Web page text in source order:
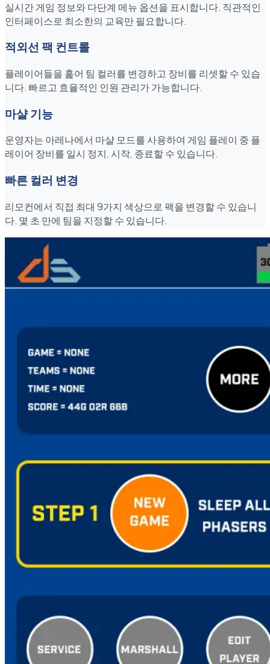
실시간 게임 정보와 다단계 메뉴 옵션을 표시합니다. 직관적인
인터페이스로 최소한의 교육만 필요합니다.
적외선 팩 컨트롤
플레이어들을 훑어 팀 컬러를 변경하고 장비를 리셋할 수 있습
니다. 빠르고 효율적인 인원 관리가 가능합니다.
마샬 기능
운영자는 아레나에서 마샬 모드를 사용하여 게임 플레이 중 플
레이어 장비를 일시 정지, 시작, 종료할 수 있습니다.
빠른 컬러 변경
리모컨에서 직접 최대 9가지 색상으로 팩을 변경할 수 있습니
다. 몇 초 만에 팀을 지정할 수 있습니다.